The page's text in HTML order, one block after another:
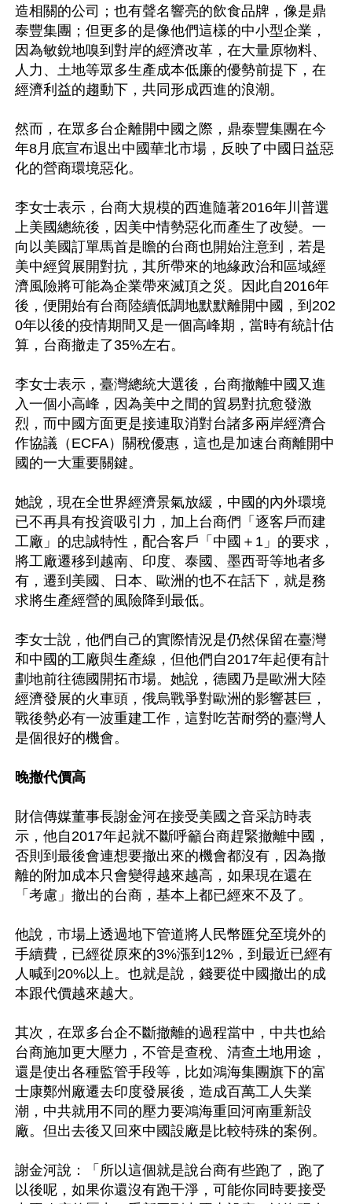
造相關的公司；也有聲名響亮的飲食品牌，像是鼎
泰豐集團；但更多的是像他們這樣的中小型企業，
因為敏銳地嗅到對岸的經濟改革，在大量原物料、
人力、土地等眾多生產成本低廉的優勢前提下，在
經濟利益的趨動下，共同形成西進的浪潮。
然而，在眾多台企離開中國之際，鼎泰豐集團在今
年8月底宣布退出中國華北市場，反映了中國日益惡
化的營商環境惡化。
李女士表示，台商大規模的西進隨著2016年川普選
上美國總統後，因美中情勢惡化而產生了改變。一
向以美國訂單馬首是瞻的台商也開始注意到，若是
美中經貿展開對抗，其所帶來的地緣政治和區域經
濟風險將可能為企業帶來滅頂之災。因此自2016年
後，便開始有台商陸續低調地默默離開中國，到202
0年以後的疫情期間又是一個高峰期，當時有統計估
算，台商撤走了35%左右。
李女士表示，臺灣總統大選後，台商撤離中國又進
入一個小高峰，因為美中之間的貿易對抗愈發激
烈，而中國方面更是接連取消對台諸多兩岸經濟合
作協議（ECFA）關稅優惠，這也是加速台商離開中
國的一大重要關鍵。
她說，現在全世界經濟景氣放緩，中國的內外環境
已不再具有投資吸引力，加上台商們「逐客戶而建
工廠」的忠誠特性，配合客戶「中國＋1」的要求，
將工廠遷移到越南、印度、泰國、墨西哥等地者多
有，遷到美國、日本、歐洲的也不在話下，就是務
求將生產經營的風險降到最低。
李女士說，他們自己的實際情況是仍然保留在臺灣
和中國的工廠與生產線，但他們自2017年起便有計
劃地前往德國開拓市場。她說，德國乃是歐洲大陸
經濟發展的火車頭，俄烏戰爭對歐洲的影響甚巨，
戰後勢必有一波重建工作，這對吃苦耐勞的臺灣人
是個很好的機會。
晚撤代價高
財信傳媒董事長謝金河在接受美國之音采訪時表
示，他自2017年起就不斷呼籲台商趕緊撤離中國，
否則到最後會連想要撤出來的機會都沒有，因為撤
離的附加成本只會變得越來越高，如果現在還在
「考慮」撤出的台商，基本上都已經來不及了。
他說，市場上透過地下管道將人民幣匯兌至境外的
手續費，已經從原來的3%漲到12%，到最近已經有
人喊到20%以上。也就是說，錢要從中國撤出的成
本跟代價越來越大。
其次，在眾多台企不斷撤離的過程當中，中共也給
台商施加更大壓力，不管是查稅、清查土地用途，
還是使出各種監管手段等，比如鴻海集團旗下的富
士康鄭州廠遷去印度發展後，造成百萬工人失業
潮，中共就用不同的壓力要鴻海重回河南重新設
廠。但出去後又回來中國設廠是比較特殊的案例。
謝金河說：「所以這個就是說台商有些跑了，跑了
以後呢，如果你還沒有跑干淨，可能你同時要接受